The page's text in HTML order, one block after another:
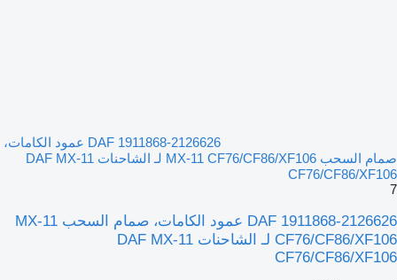
DAF 1911868-2126626 عمود الكامات،
صمام السحب MX-11 CF76/CF86/XF106 لـ الشاحنات DAF MX-11
CF76/CF86/XF106
7
DAF 1911868-2126626 عمود الكامات، صمام السحب MX-11
CF76/CF86/XF106 لـ الشاحنات DAF MX-11
CF76/CF86/XF106